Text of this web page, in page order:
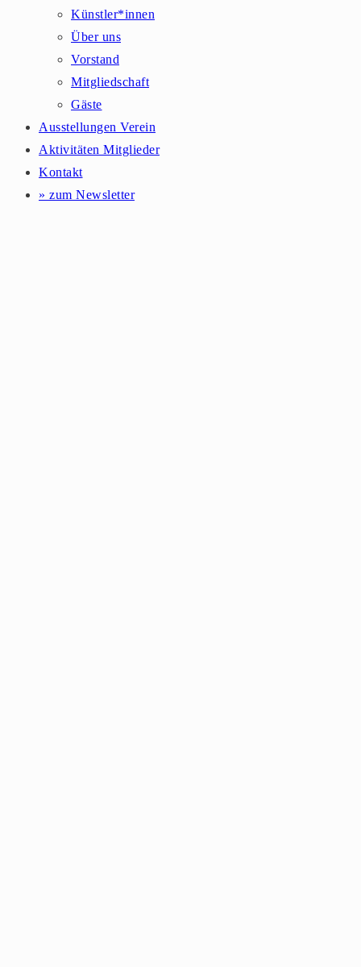
Künstler*innen
Über uns
Vorstand
Mitgliedschaft
Gäste
Ausstellungen Verein
Aktivitäten Mitglieder
Kontakt
» zum Newsletter